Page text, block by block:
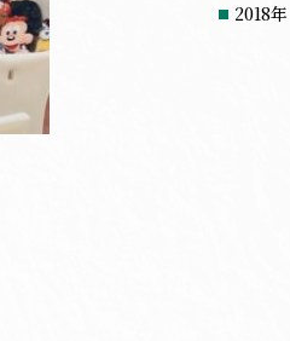
2018年